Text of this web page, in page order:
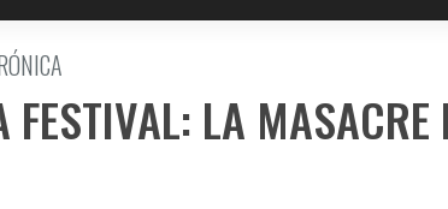
LA MASACRE